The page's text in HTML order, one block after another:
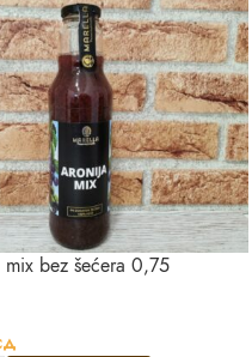
mix bez šećera 0,75